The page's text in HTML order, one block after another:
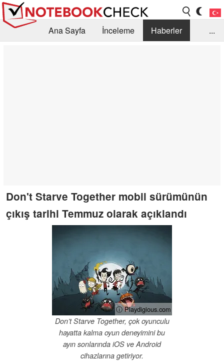
Ana Sayfa İnceleme
Haberler
...
Don't Starve Together mobil sürümünün
çıkış tarihi Temmuz olarak açıklandı
ⓘ Playdigious.com
Don’t Starve Together, çok oyunculu
hayatta kalma oyun deneyimini bu
ayın sonlarında iOS ve Android
cihazlarına getiriyor.